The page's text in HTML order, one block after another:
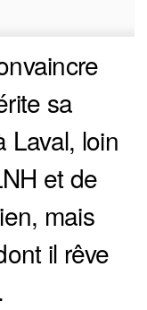
sa
Laval, loin
et de
mais
il rêve